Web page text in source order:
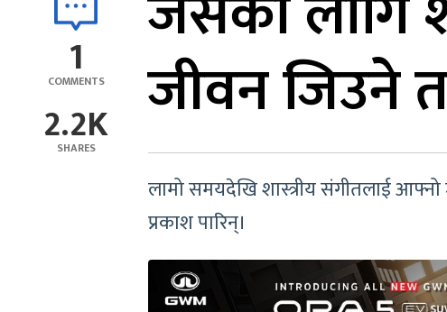
1
COMMENTS
2.2K
SHARES
जीवन जिउने
लामो समयदेखि शास्त्रीय संगीतलाई
प्रकाश पारिन्।